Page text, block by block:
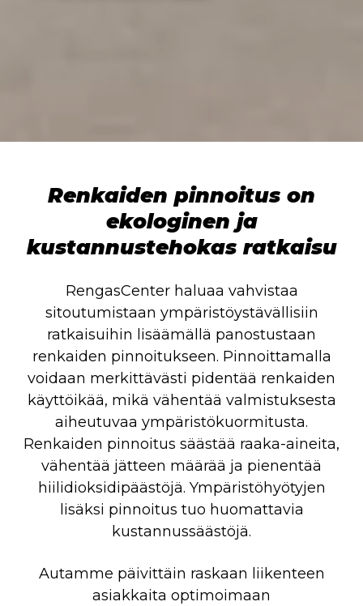
Renkaiden pinnoitus on
ekologinen ja
kustannustehokas ratkaisu
RengasCenter haluaa vahvistaa
sitoutumistaan ympäristöystävällisiin
ratkaisuihin lisäämällä panostustaan
renkaiden pinnoitukseen. Pinnoittamalla
voidaan merkittävästi pidentää renkaiden
käyttöikää, mikä vähentää valmistuksesta
aiheutuvaa ympäristökuormitusta.
Renkaiden pinnoitus säästää raaka-aineita,
vähentää jätteen määrää ja pienentää
hiilidioksidipäästöjä. Ympäristöhyötyjen
lisäksi pinnoitus tuo huomattavia
kustannussäästöjä.
Autamme päivittäin raskaan liikenteen
asiakkaita optimoimaan